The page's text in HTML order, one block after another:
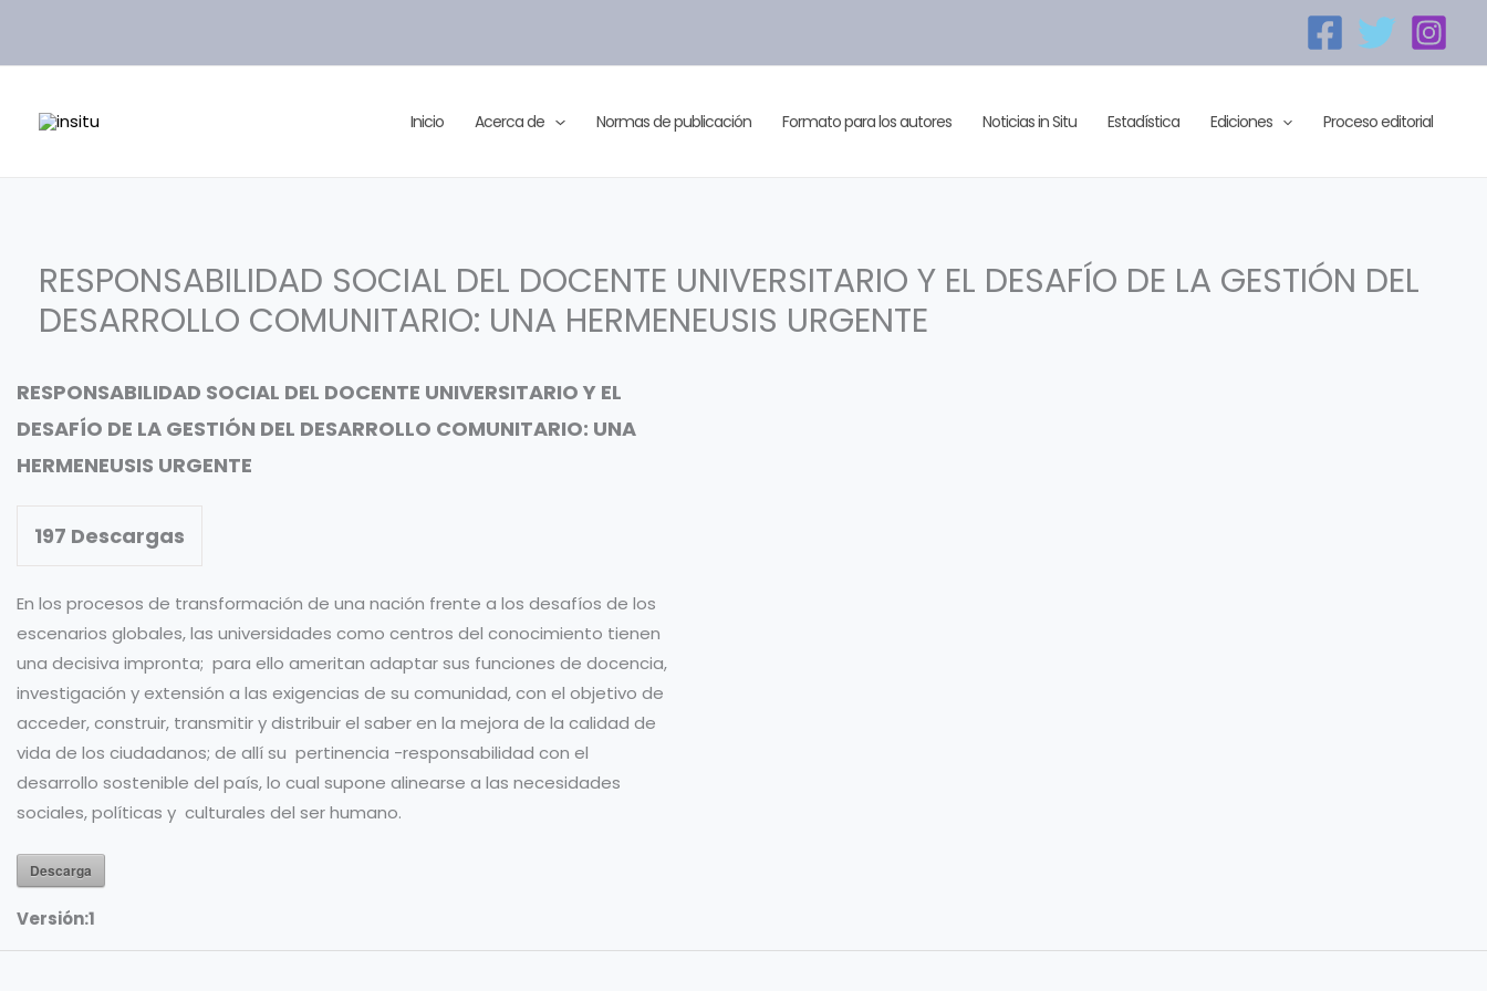
Inicio Acerca de Normas de publicación Formato para los autores Noticias in Situ Estadística Ediciones Proceso editorial
RESPONSABILIDAD SOCIAL DEL DOCENTE UNIVERSITARIO Y EL DESAFÍO DE LA GESTIÓN DEL
DESARROLLO COMUNITARIO: UNA HERMENEUSIS URGENTE
RESPONSABILIDAD SOCIAL DEL DOCENTE UNIVERSITARIO Y EL
DESAFÍO DE LA GESTIÓN DEL DESARROLLO COMUNITARIO: UNA
HERMENEUSIS URGENTE
197 Descargas
En los procesos de transformación de una nación frente a los desafíos de los
escenarios globales, las universidades como centros del conocimiento tienen
una decisiva impronta; para ello ameritan adaptar sus funciones de docencia,
investigación y extensión a las exigencias de su comunidad, con el objetivo de
acceder, construir, transmitir y distribuir el saber en la mejora de la calidad de
vida de los ciudadanos; de allí su pertinencia -responsabilidad con el
desarrollo sostenible del país, lo cual supone alinearse a las necesidades
sociales, políticas y culturales del ser humano.
Descarga
Versión:1